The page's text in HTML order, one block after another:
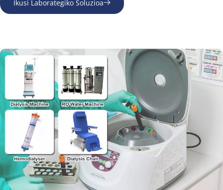
Ikusi Laborategiko Soluzioa